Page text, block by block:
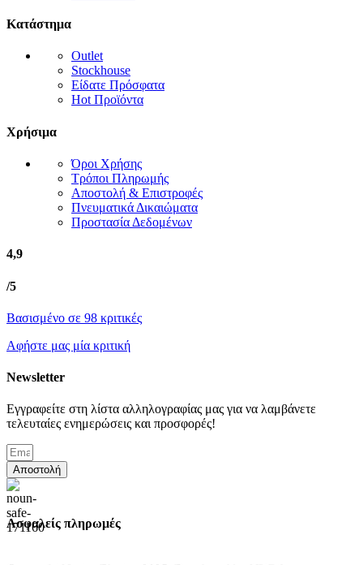
Κατάστημα
Outlet
Stockhouse
Είδατε Πρόσφατα
Hot Προϊόντα
Χρήσιμα
Όροι Χρήσης
Τρόποι Πληρωμής
Αποστολή & Επιστροφές
Πνευματικά Δικαιώματα
Προστασία Δεδομένων
4,9
/5
Βασισμένο σε 98 κριτικές
Αφήστε μας μία κριτική
Newsletter
Εγγραφείτε στη λίστα αλληλογραφίας μας για να λαμβάνετε
τελευταίες ενημερώσεις και προσφορές!
Αποστολή
Ασφαλείς πληρωμές